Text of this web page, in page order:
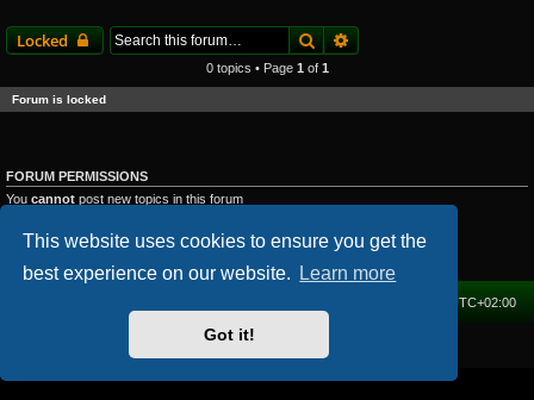
This website uses cookies to ensure you get the
best experience on our website.
Learn more
Got it!
Locked SearchAdvanced search
0 topics • Page 1 of 1
Forum is locked
FORUM PERMISSIONS
You cannot post new topics in this forum
Youcannot
edit your posts in this forum
You cannotdelete your posts in this forum
You
cannot post attachments in this forum
UTC+02:00
phpBB® Forum Software © phpBB Limited